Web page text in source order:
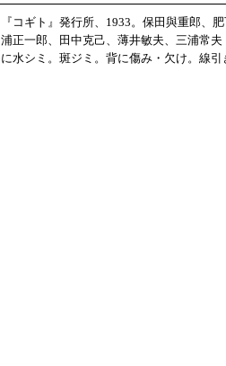
『コギト』発行所、1933。保田與重郎、
浦正一郎、田中克己、薄井敏夫、三浦常
に水シミ。斑ジミ。背に傷み・欠け。線引